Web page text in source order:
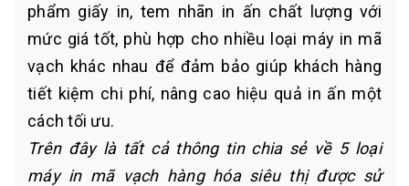
phẩm giấy in, tem nhãn in ấn chất lượng với
mức giá tốt, phù hợp cho nhiều loại máy in mã
vạch khác nhau để đảm bảo giúp khách hàng
tiết kiệm chi phí, nâng cao hiệu quả in ấn một
cách tối ưu.
Trên đây là tất cả thông tin chia sẻ về 5 loại
máy in mã vạch hàng hóa siêu thị được sử